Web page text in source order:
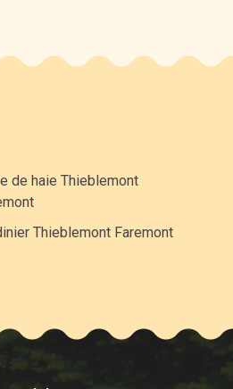
de haie Thieblemont
Thieblemont Faremont